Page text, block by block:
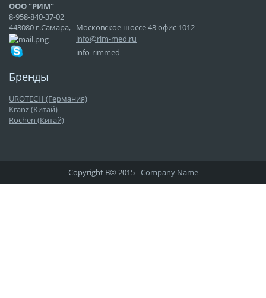
ООО "РИМ"
8-958-840-37-02
443080 г.Самара, Московское шоссе 43 офис 1012
info@rim-med.ru
info-rimmed
Бренды
UROTECH (Германия)
Kranz (Китай)
Rochen (Китай)
Copyright В© 2015 -Company Name